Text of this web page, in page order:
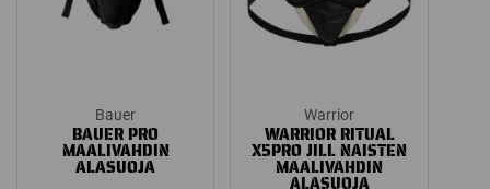
Bauer
BAUER PRO
MAALIVAHDIN
ALASUOJA
Warrior
WARRIOR RITUAL
X5PRO JILL NAISTEN
MAALIVAHDIN
ALASUOJA